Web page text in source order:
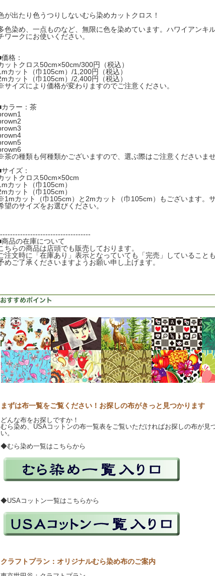
が出たり色うつりしないむら染めカットクロス！
色染め、一点ものなど、無限に色を染めています。ハワイアンキ
ワークにお使いください。
格：
ットクロス50cm×50cm/300円（税込）
カット（巾105cm）/1,200円（税込）
カット（巾105cm）/2,400円（税込）
イズにより価格が変わりますのでご注意ください。
ラー：茶
の種類も何種類かございますので、選ぶ際はご注意くださいませ
イズ：
ットクロス50cm×50cm
カット（巾105cm）
カット（巾105cm）
カット（巾105cm）と2mカット（巾105cm）もございます。
望のサイズをお選びください。
品の在庫について
ちらの商品は店頭でも販売しております。
注文時に「在庫あり」表示となっていても「完売」していることも
めご了承くださいますようお願い申し上げます。
まずは布一覧をご覧ください！お探しの布がきっと見つかります
どんな布をお探しですか！
むら染め、USAコットンの布一覧表をご覧いただければお探しの布が見
い。
◆むら染め一覧はこちらから
◆USAコットン一覧はこちらから
クラフトプラン：オリジナルむら染め布のご案内